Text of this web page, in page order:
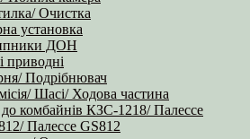
Очистка
установка
ДОН
приводні
Подрібнювач
Шасі/ Ходова частина
комбайнів КЗС-1218/ Палессе
Палессе GS812